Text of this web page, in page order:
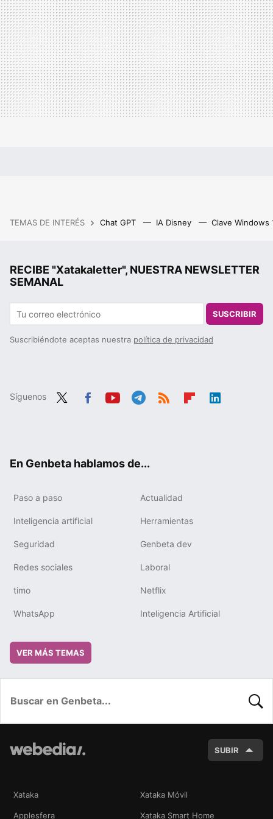
TEMAS DE INTERÉS Chat GPT IA Disney Clave Windows
RECIBE "Xatakaletter", NUESTRA NEWSLETTER
SEMANAL
SUSCRIBIR
Suscribiéndote aceptas nuestra política de privacidad
Síguenos
En Genbeta hablamos de...
Paso a paso Actualidad
Inteligencia artificial Herramientas
Seguridad Genbeta dev
Redes sociales Laboral
timo Netflix
WhatsApp Inteligencia Artificial
VER MÁS TEMAS
SUBIR
Xataka Xataka Móvil
Applesfera Xataka Smart Home